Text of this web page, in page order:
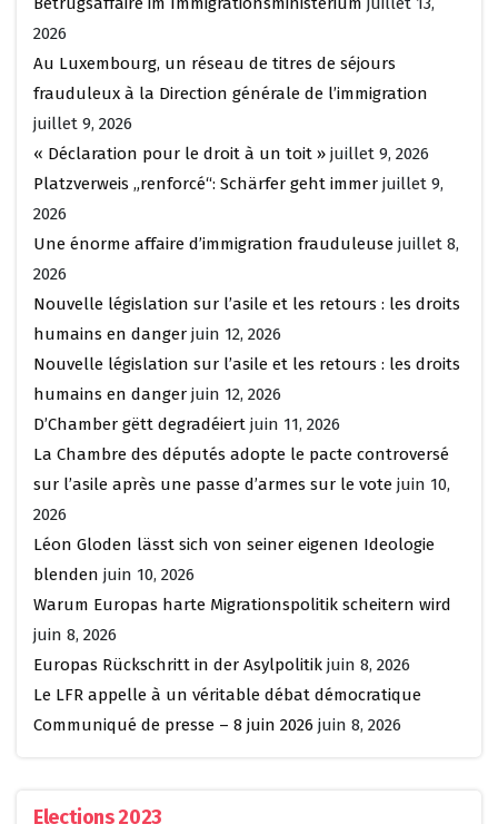
2026
Au Luxembourg, un réseau de titres de séjours
frauduleux à la Direction générale de l’immigration
juillet 9, 2026
« Déclaration pour le droit à un toit » juillet 9, 2026
Platzverweis „renforcé“: Schärfer geht immer juillet 9,
2026
Une énorme affaire d’immigration frauduleuse juillet 8,
2026
Nouvelle législation sur l’asile et les retours : les droits
humains en danger juin 12, 2026
Nouvelle législation sur l’asile et les retours : les droits
humains en danger juin 12, 2026
D’Chamber gëtt degradéiert juin 11, 2026
La Chambre des députés adopte le pacte controversé
sur l’asile après une passe d’armes sur le vote juin 10,
2026
Léon Gloden lässt sich von seiner eigenen Ideologie
blenden juin 10, 2026
Warum Europas harte Migrationspolitik scheitern wird
juin 8, 2026
Europas Rückschritt in der Asylpolitik juin 8, 2026
Le LFR appelle à un véritable débat démocratique
Communiqué de presse – 8 juin 2026 juin 8, 2026
Elections 2023